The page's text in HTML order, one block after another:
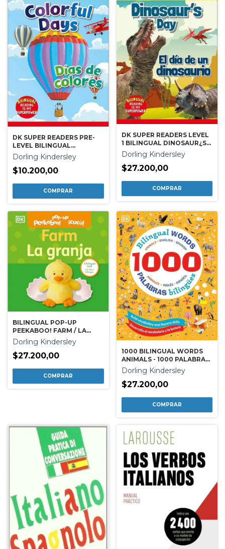
DK SUPER READERS PRE-
LEVEL BILINGUAL
COLORFUL DAYS ¿ DIAS DE
COLORES
Dorling Kindersley
$10.200,00
DK SUPER READERS LEVEL
1 BILINGUAL DINOSAUR¿S
DAY ¿ EL DIA DE UN
DINOSAURIO
Dorling Kindersley
$27.200,00
BILINGUAL POP-UP
PEEKABOO! FARM / LA
GRANJA
Dorling Kindersley
$27.200,00
1000 BILINGUAL WORDS
ANIMALS - 1000 PALABRAS
BILINGÜES ANIMALES
Dorling Kindersley
$27.200,00